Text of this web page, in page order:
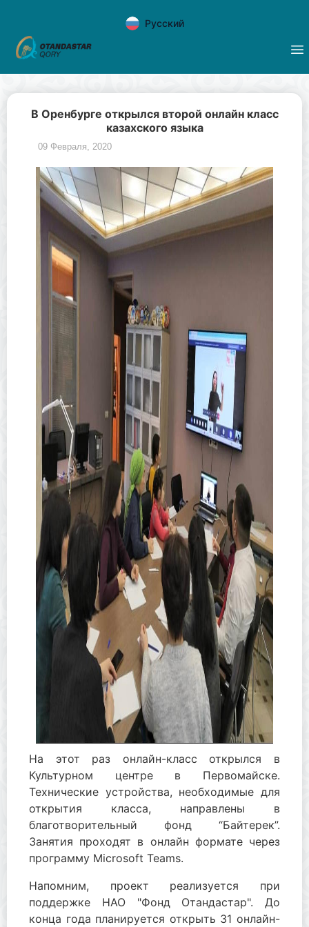
Русский
В Оренбурге открылся второй онлайн класс
казахского языка
09 Февраля, 2020
На этот раз онлайн-класс открылся в
Культурном центре в Первомайске.
Технические устройства, необходимые для
открытия класса, направлены в
благотворительный фонд “Байтерек”.
Занятия проходят в онлайн формате через
программу Microsoft Teams.
Напомним, проект реализуется при
поддержке НАО "Фонд Отандастар". До
конца года планируется открыть 31 онлайн-